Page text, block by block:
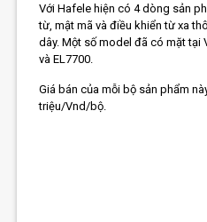
Với Hafele hiện có 4 dòng sản
từ, mật mã và điều khiển từ xa
dây. Một số model đã có mặt tại
và EL7700.
Giá bán của mỗi bộ sản phẩm
triệu/Vnd/bộ.